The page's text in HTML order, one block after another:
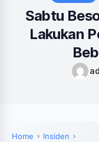
‎Sabtu
Lakukan
Home
Insiden